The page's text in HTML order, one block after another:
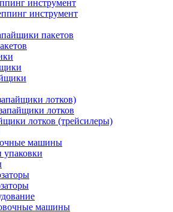
инструмент
инструмент
пакетов
лотков)
лотков
лотков (трейсилеры)
машины
машины